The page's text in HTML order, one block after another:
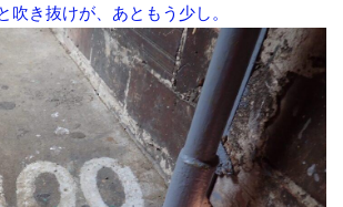
吹き抜けが、あともう少し。